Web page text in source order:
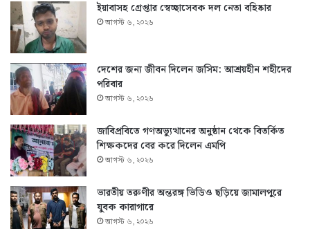
ইয়াবাসহ গ্রেপ্তার স্বেচ্ছাসেবক দল নেতা বহিষ্কার
আগস্ট ৬, ২০২৬
দেশের জন্য জীবন দিলেন জসিম: আশ্রয়হীন শহীদের
পরিবার
আগস্ট ৬, ২০২৬
জাবিপ্রবিতে গণঅভ্যুত্থানের অনুষ্ঠান থেকে বিতর্কিত
শিক্ষকদের বের করে দিলেন এমপি
আগস্ট ৬, ২০২৬
ভারতীয় তরুণীর অন্তরঙ্গ ভিডিও ছড়িয়ে জামালপুরে
যুবক কারাগারে
আগস্ট ৬, ২০২৬